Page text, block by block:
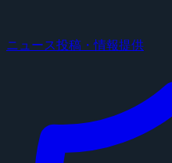
ニュース投稿・情報提供